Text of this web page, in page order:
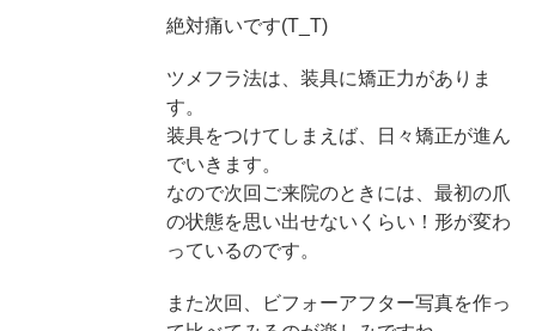
絶対痛いです(T_T)
ツメフラ法は、装具に矯正力がありま
す。
装具をつけてしまえば、日々矯正が進ん
でいきます。
なので次回ご来院のときには、最初の爪
の状態を思い出せないくらい！形が変わ
っているのです。
また次回、ビフォーアフター写真を作っ